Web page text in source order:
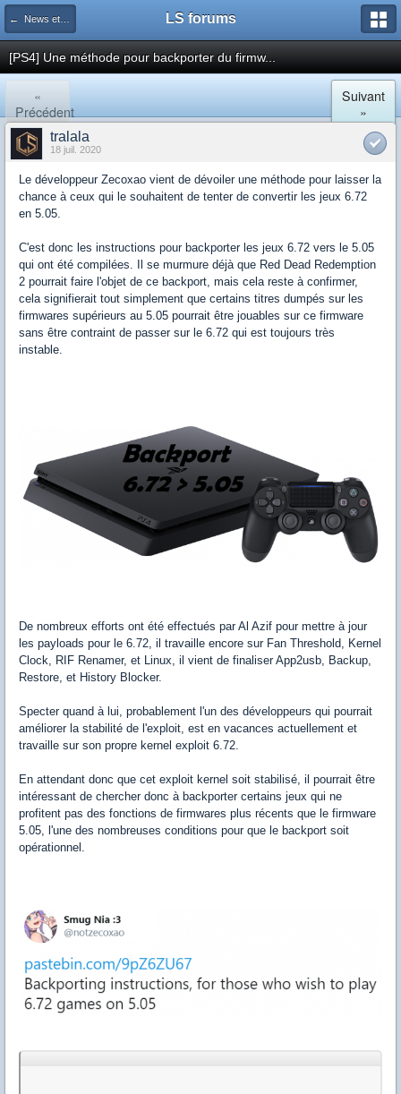
← News et actualités postées sur LS LS forums
[PS4] Une méthode pour backporter du firmw...
«
Précédent
Suivant
»
tralala
18 juil. 2020
Le développeur Zecoxao vient de dévoiler une méthode pour laisser la
chance à ceux qui le souhaitent de tenter de convertir les jeux 6.72
en 5.05.
C'est donc les instructions pour backporter les jeux 6.72 vers le 5.05
qui ont été compilées. Il se murmure déjà que Red Dead Redemption
2 pourrait faire l'objet de ce backport, mais cela reste à confirmer,
cela signifierait tout simplement que certains titres dumpés sur les
firmwares supérieurs au 5.05 pourrait être jouables sur ce firmware
sans être contraint de passer sur le 6.72 qui est toujours très
instable.
De nombreux efforts ont été effectués par Al Azif pour mettre à jour
les payloads pour le 6.72, il travaille encore sur Fan Threshold, Kernel
Clock, RIF Renamer, et Linux, il vient de finaliser App2usb, Backup,
Restore, et History Blocker.
Specter quand à lui, probablement l'un des développeurs qui pourrait
améliorer la stabilité de l'exploit, est en vacances actuellement et
travaille sur son propre kernel exploit 6.72.
En attendant donc que cet exploit kernel soit stabilisé, il pourrait être
intéressant de chercher donc à backporter certains jeux qui ne
profitent pas des fonctions de firmwares plus récents que le firmware
5.05, l'une des nombreuses conditions pour que le backport soit
opérationnel.